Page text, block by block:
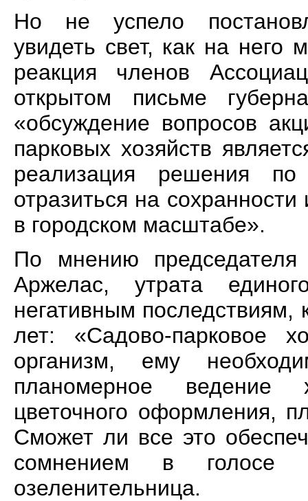
Но не успело
увидеть свет, как на него
реакция членов
открытом письме
«обсуждение вопросов
парковых хозяйств
реализация решения
отразиться на
в городском масштабе».
По мнению председателя
Аржелас, утрата
негативным последствиям,
лет: «Садово-парковое
организм, ему
планомерное ведение
цветочного оформления,
Сможет ли все это
сомнением в голосе
озеленительница.